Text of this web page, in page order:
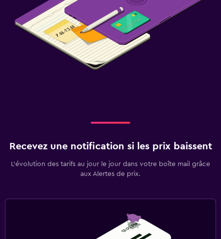
Recevez une notification si les prix baissent
L’évolution des tarifs au jour le jour dans votre boîte mail grâce
aux Alertes de prix.